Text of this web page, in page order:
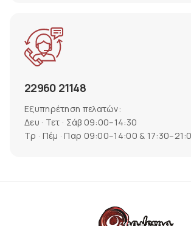
22960 21148
Εξυπηρέτηση πελατών:
Δευ · Τετ · Σάβ 09:00–14:30
Τρ · Πέμ · Παρ 09:00–14:00 &